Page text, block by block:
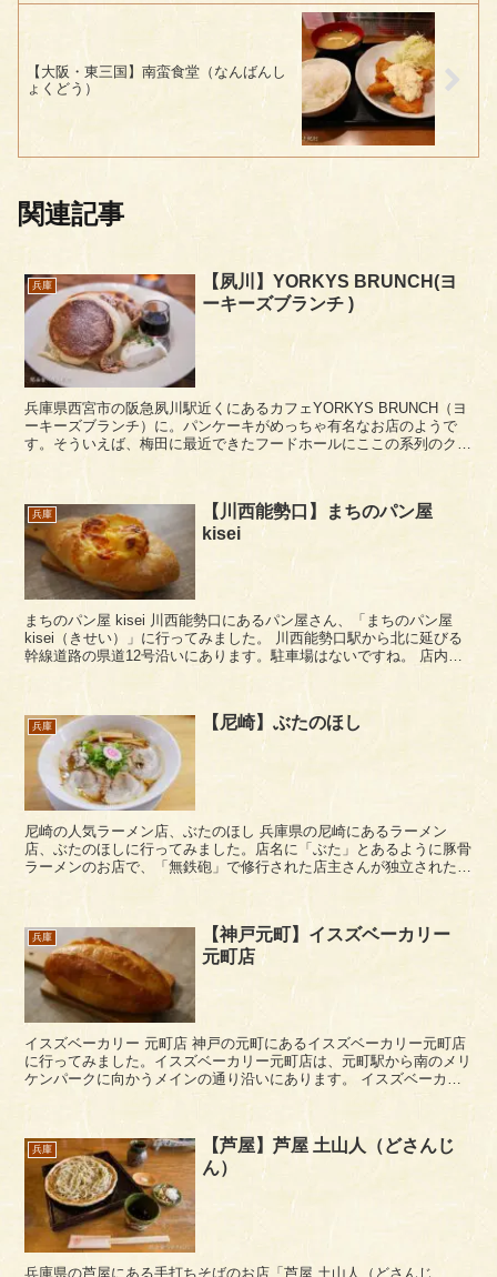
【大阪・東三国】南蛮食堂（なんばんし
ょくどう）
関連記事
兵庫
【夙川】YORKYS BRUNCH(ヨ
ーキーズブランチ )
兵庫県西宮市の阪急夙川駅近くにあるカフェYORKYS BRUNCH（ヨ
ーキーズブランチ）に。パンケーキがめっちゃ有名なお店のようで
す。そういえば、梅田に最近できたフードホールにここの系列のクレ
兵庫
【川西能勢口】まちのパン屋
kisei
まちのパン屋 kisei 川西能勢口にあるパン屋さん、「まちのパン屋
kisei（きせい）」に行ってみました。 川西能勢口駅から北に延びる
幹線道路の県道12号沿いにあります。駐車場はないですね。 店内は4
兵庫 【尼崎】ぶたのほし
尼崎の人気ラーメン店、ぶたのほし 兵庫県の尼崎にあるラーメン
店、ぶたのほしに行ってみました。店名に「ぶた」とあるように豚骨
ラーメンのお店で、「無鉄砲」で修行された店主さんが独立されたお
兵庫
【神戸元町】イスズベーカリー
元町店
イスズベーカリー 元町店 神戸の元町にあるイスズベーカリー元町店
に行ってみました。イスズベーカリー元町店は、元町駅から南のメリ
ケンパークに向かうメインの通り沿いにあります。 イスズベーカリ
兵庫
【芦屋】芦屋 土山人（どさんじ
ん）
兵庫県の芦屋にある手打ちそばのお店「芦屋 土山人（どさんじ